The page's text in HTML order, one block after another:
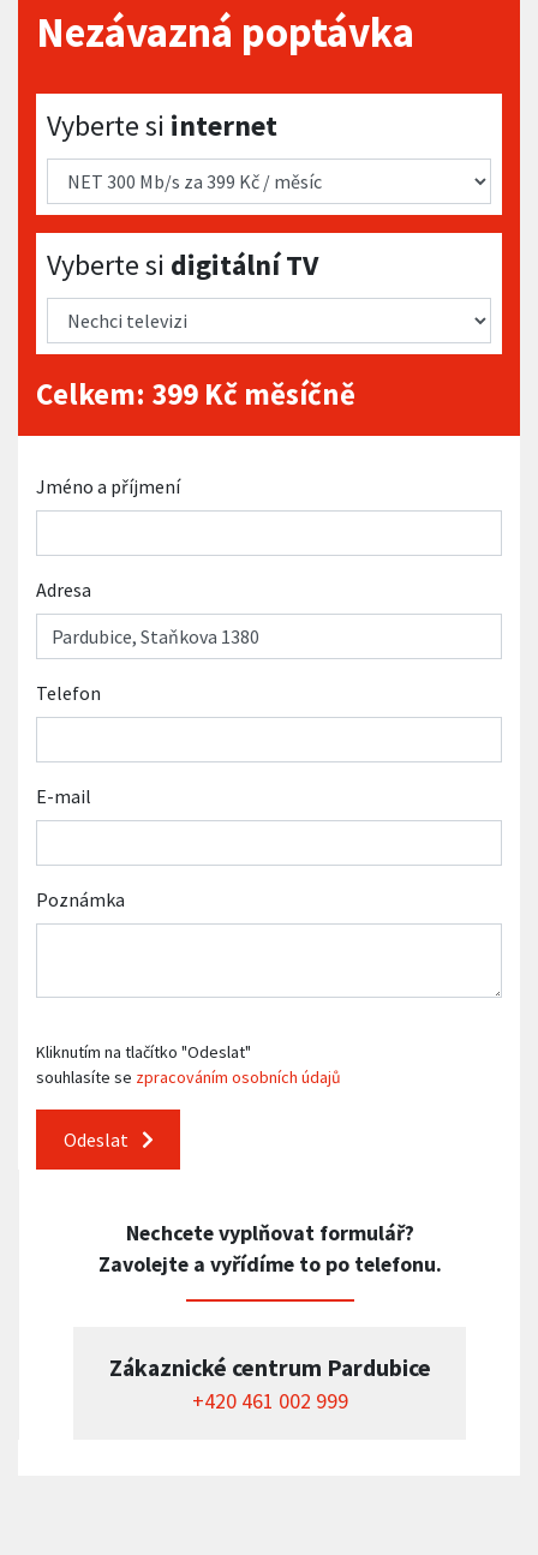
Nezávazná poptávka
Vyberte si internet
Vyberte si internet
Vyberte si digitální TV
Vyberte si digitální TV
Celkem: 399 Kč měsíčně
Jméno a příjmení
Adresa
Telefon
E-mail
Poznámka
Kliknutím na tlačítko "Odeslat"
souhlasíte se zpracováním osobních údajů
Odeslat
Nechcete vyplňovat formulář?
Zavolejte a vyřídíme to po telefonu.
Zákaznické centrum Pardubice
+420 461 002 999